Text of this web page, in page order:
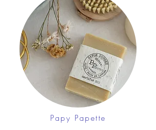
Papy Papette